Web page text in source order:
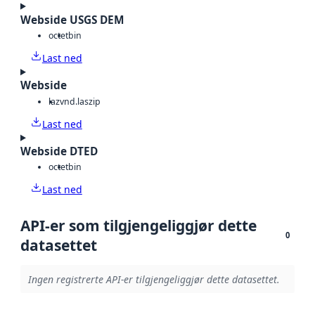
Webside USGS DEM
octetbin
Last ned
Webside
lazvnd.laszip
Last ned
Webside DTED
octetbin
Last ned
API-er som tilgjengeliggjør dette
datasettet
0
Ingen registrerte API-er tilgjengeliggjør dette datasettet.